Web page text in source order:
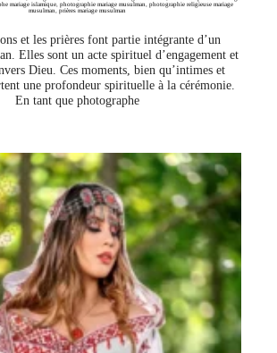
mariage islamique, photographie mariage musulman, photographie religieuse mariage
musulman, prières mariage musulman
et les prières font partie intégrante d’un
Elles sont un acte spirituel d’engagement et
Dieu. Ces moments, bien qu’intimes et
une profondeur spirituelle à la cérémonie.
En tant que photographe